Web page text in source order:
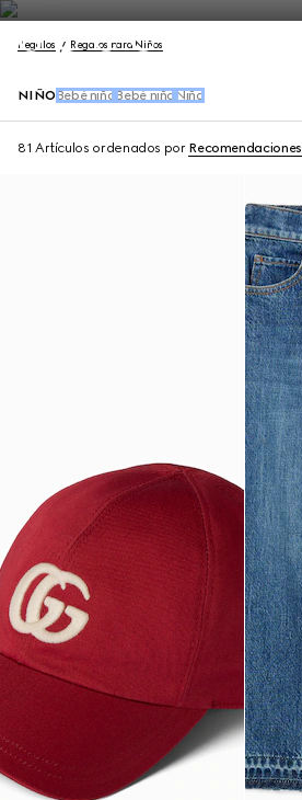
Regalos Regalos para Niños
NIÑO Bebé niño Bebé niña Niña
81 Artículos ordenados por Recomendaciones